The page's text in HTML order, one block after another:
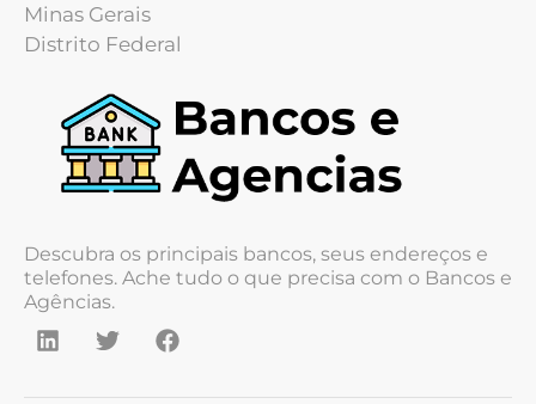
Minas Gerais
Distrito Federal
Descubra os principais bancos, seus endereços e
telefones. Ache tudo o que precisa com o Bancos e
Agências.